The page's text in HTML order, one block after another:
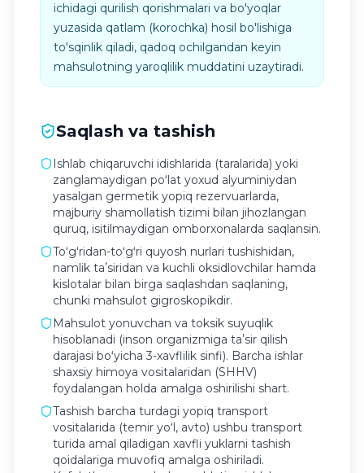
ichidagi qurilish qorishmalari va bo'yoqlar
yuzasida qatlam (korochka) hosil bo'lishiga
to'sqinlik qiladi, qadoq ochilgandan keyin
mahsulotning yaroqlilik muddatini uzaytiradi.
Saqlash va tashish
Ishlab chiqaruvchi idishlarida (taralarida) yoki
zanglamaydigan poʻlat yoxud alyuminiydan
yasalgan germetik yopiq rezervuarlarda,
majburiy shamollatish tizimi bilan jihozlangan
quruq, isitilmaydigan omborxonalarda saqlansin.
Toʻgʻridan-toʻgʻri quyosh nurlari tushishidan,
namlik taʼsiridan va kuchli oksidlovchilar hamda
kislotalar bilan birga saqlashdan saqlaning,
chunki mahsulot gigroskopikdir.
Mahsulot yonuvchan va toksik suyuqlik
hisoblanadi (inson organizmiga taʼsir qilish
darajasi boʻyicha 3-xavflilik sinfi). Barcha ishlar
shaxsiy himoya vositalaridan (SHHV)
foydalangan holda amalga oshirilishi shart.
Tashish barcha turdagi yopiq transport
vositalarida (temir yoʻl, avto) ushbu transport
turida amal qiladigan xavfli yuklarni tashish
qoidalariga muvofiq amalga oshiriladi.